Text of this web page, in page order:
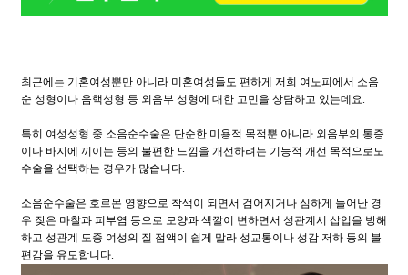
최근에는 기혼여성뿐만 아니라 미혼여성들도 편하게 저희 여노피에서 소음
순 성형이나 음핵성형 등 외음부 성형에 대한 고민을 상담하고 있는데요.
특히 여성성형 중 소음순수술은 단순한 미용적 목적뿐 아니라 외음부의 통증
이나 바지에 끼이는 등의 불편한 느낌을 개선하려는 기능적 개선 목적으로도
수술을 선택하는 경우가 많습니다.
소음순수술은 호르몬 영향으로 착색이 되면서 검어지거나 심하게 늘어난 경
우 잦은 마찰과 피부염 등으로 모양과 색깔이 변하면서 성관계시 삽입을 방해
하고 성관계 도중 여성의 질 점액이 쉽게 말라 성교통이나 성감 저하 등의 불
편감을 유도합니다.